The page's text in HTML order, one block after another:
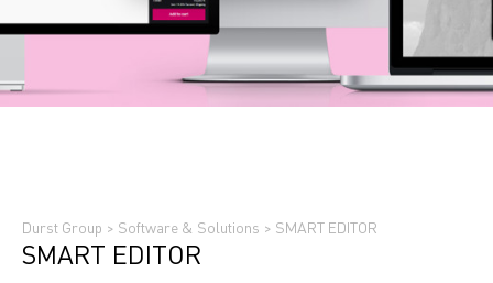
Durst Group > Software & Solutions > SMART EDITOR
SMART EDITOR